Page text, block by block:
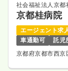
社会福祉法人京都
京都桂病院
エージェント求
車通勤可
託児
京都府京都市西京